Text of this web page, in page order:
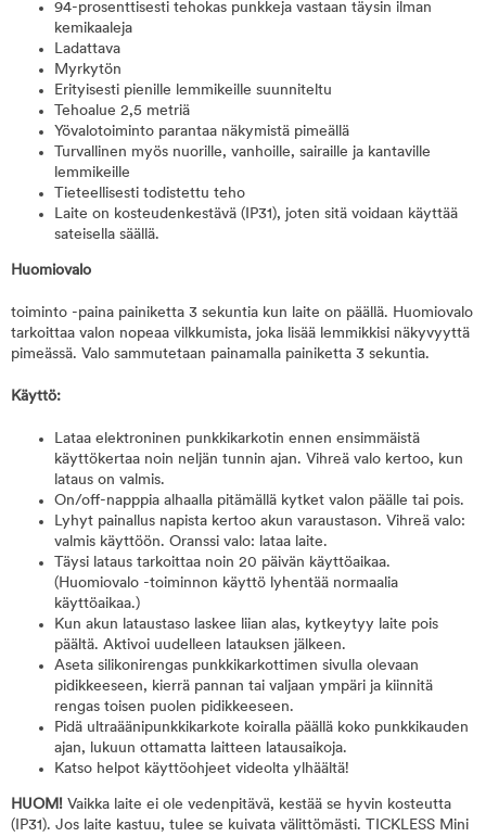
94-prosenttisesti tehokas punkkeja vastaan täysin ilman
kemikaaleja
Ladattava
Myrkytön
Erityisesti pienille lemmikeille suunniteltu
Tehoalue 2,5 metriä
Yövalotoiminto parantaa näkymistä pimeällä
Turvallinen myös nuorille, vanhoille, sairaille ja kantaville
lemmikeille
Tieteellisesti todistettu teho
Laite on kosteudenkestävä (IP31), joten sitä voidaan käyttää
sateisella säällä.
Huomiovalo
toiminto -paina painiketta 3 sekuntia kun laite on päällä. Huomiovalo
tarkoittaa valon nopeaa vilkkumista, joka lisää lemmikkisi näkyvyyttä
pimeässä. Valo sammutetaan painamalla painiketta 3 sekuntia.
Käyttö:
Lataa elektroninen punkkikarkotin ennen ensimmäistä
käyttökertaa noin neljän tunnin ajan. Vihreä valo kertoo, kun
lataus on valmis.
On/off-napppia alhaalla pitämällä kytket valon päälle tai pois.
Lyhyt painallus napista kertoo akun varaustason. Vihreä valo:
valmis käyttöön. Oranssi valo: lataa laite.
Täysi lataus tarkoittaa noin 20 päivän käyttöaikaa.
(Huomiovalo -toiminnon käyttö lyhentää normaalia
käyttöaikaa.)
Kun akun lataustaso laskee liian alas, kytkeytyy laite pois
päältä. Aktivoi uudelleen latauksen jälkeen.
Aseta silikonirengas punkkikarkottimen sivulla olevaan
pidikkeeseen, kierrä pannan tai valjaan ympäri ja kiinnitä
rengas toisen puolen pidikkeeseen.
Pidä ultraäänipunkkikarkote koiralla päällä koko punkkikauden
ajan, lukuun ottamatta laitteen latausaikoja.
Katso helpot käyttöohjeet videolta ylhäältä!
HUOM! Vaikka laite ei ole vedenpitävä, kestää se hyvin kosteutta
(IP31). Jos laite kastuu, tulee se kuivata välittömästi. TICKLESS Mini